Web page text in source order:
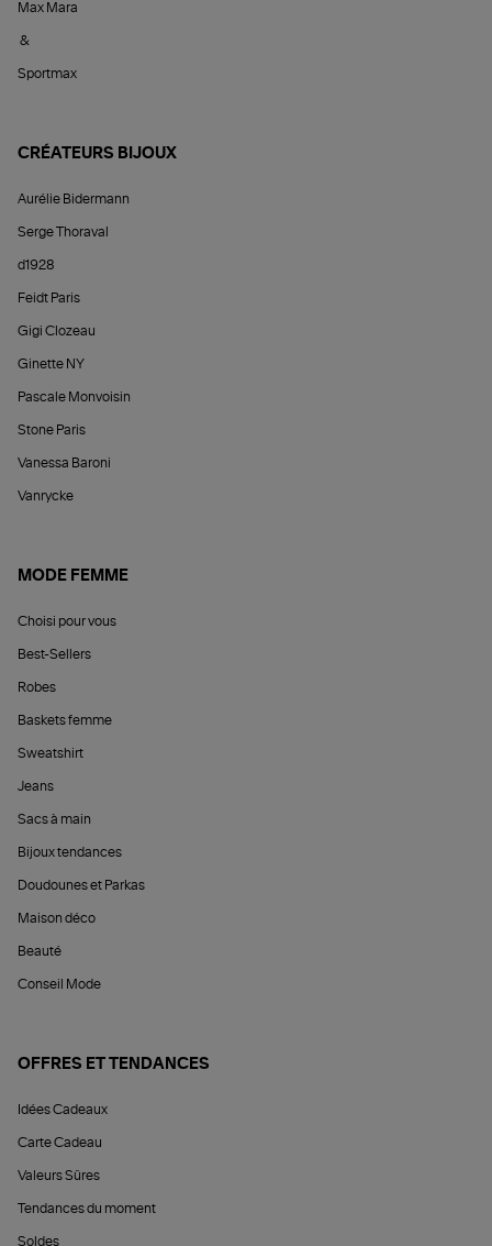
Max Mara
&
Sportmax
CRÉATEURS BIJOUX
Aurélie Bidermann
Serge Thoraval
d1928
Feidt Paris
Gigi Clozeau
Ginette NY
Pascale Monvoisin
Stone Paris
Vanessa Baroni
Vanrycke
MODE FEMME
Choisi pour vous
Best-Sellers
Robes
Baskets femme
Sweatshirt
Jeans
Sacs à main
Bijoux tendances
Doudounes et Parkas
Maison déco
Beauté
Conseil Mode
OFFRES ET TENDANCES
Idées Cadeaux
Carte Cadeau
Valeurs Sûres
Tendances du moment
Soldes